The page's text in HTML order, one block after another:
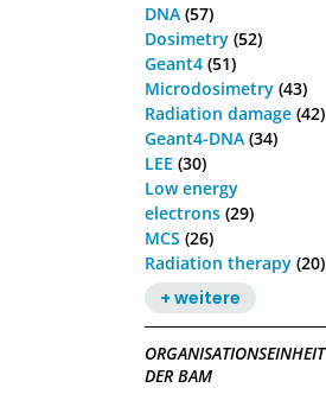
DNA (57)
Dosimetry (52)
Geant4 (51)
Microdosimetry (43)
Radiation damage (42)
Geant4-DNA (34)
LEE (30)
Low energy
electrons (29)
MCS (26)
Radiation therapy (20)
+ weitere
ORGANISATIONSEINHEIT
DER BAM